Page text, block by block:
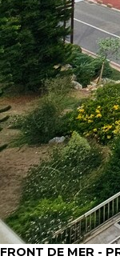
FRONT DE MER -